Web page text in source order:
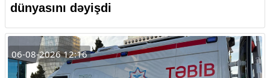
dünyasını dəyişdi
06-08-2026 12:16